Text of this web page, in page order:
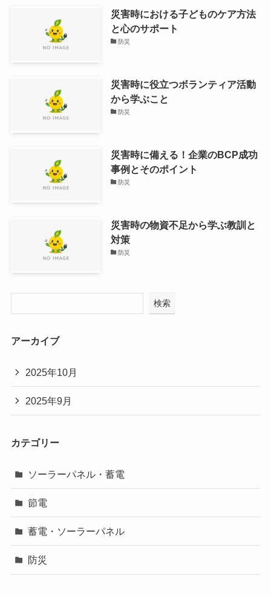
災害時における子どものケア方法
と心のサポート
防災
災害時に役立つボランティア活動
から学ぶこと
防災
災害時に備える！企業のBCP成功
事例とそのポイント
防災
災害時の物資不足から学ぶ教訓と
対策
防災
検索
アーカイブ
2025年10月
2025年9月
カテゴリー
ソーラーパネル・蓄電
節電
蓄電・ソーラーパネル
防災